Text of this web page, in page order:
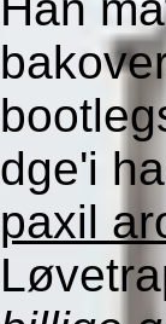
dge'i
paxil